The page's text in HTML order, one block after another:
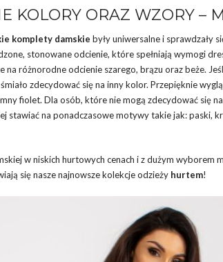
KOLORY ORAZ WZORY –
komplety damskie były uniwersalne i sprawdzały
stonowane odcienie, które spełniają wymogi
na różnorodne odcienie szarego, brązu oraz beże.
zdecydować się na inny kolor. Przepięknie
fiolet. Dla osób, które nie mogą zdecydować się
stawiać na ponadczasowe motywy takie jak: paski,
w niskich hurtowych cenach i z dużym wyborem
się nasze najnowsze kolekcje odzieży hurtem!